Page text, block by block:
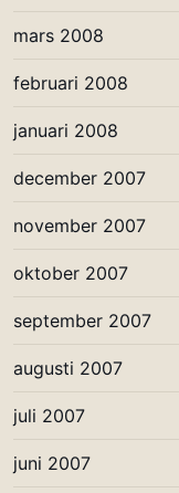
mars 2008
februari 2008
januari 2008
december 2007
november 2007
oktober 2007
september 2007
augusti 2007
juli 2007
juni 2007